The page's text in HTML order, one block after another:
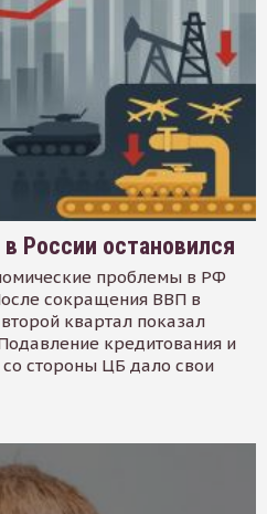
России остановился
проблемы в РФ
сокращения ВВП в
квартал показал
кредитования и
со стороны ЦБ дало свои